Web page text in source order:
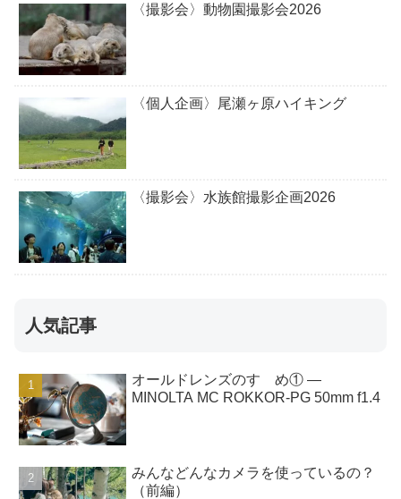
〈撮影会〉動物園撮影会2026
〈個人企画〉尾瀬ヶ原ハイキング
〈撮影会〉水族館撮影企画2026
人気記事
オールドレンズのすゝめ① ―
MINOLTA MC ROKKOR-PG 50mm f1.4
みんなどんなカメラを使っているの？
（前編）